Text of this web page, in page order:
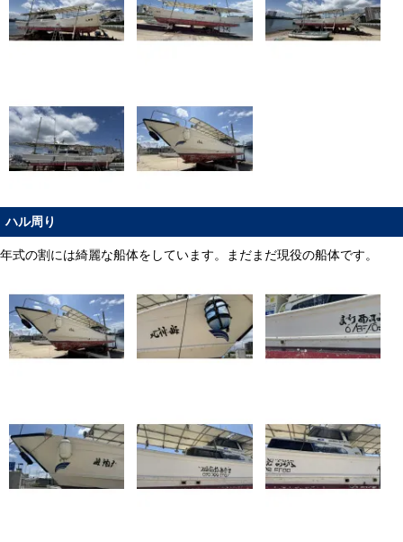
ハル周り
年式の割には綺麗な船体をしています。まだまだ現役の船体です。